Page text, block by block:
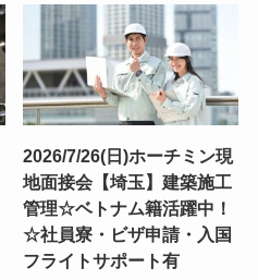
2026/7/26(日)ホーチミン現
地面接会【埼玉】建築施工
管理☆ベトナム籍活躍中！
☆社員寮・ビザ申請・入国
フライトサポート有